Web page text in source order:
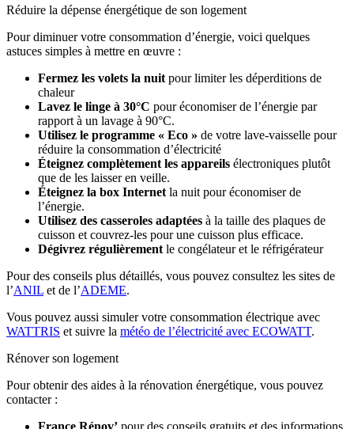
Réduire la dépense énergétique de son logement
Pour diminuer votre consommation d’énergie, voici quelques
astuces simples à mettre en œuvre :
Fermez les volets la nuit pour limiter les déperditions de
chaleur
Lavez le linge à 30°C pour économiser de l’énergie par
rapport à un lavage à 90°C.
Utilisez le programme « Eco » de votre lave-vaisselle pour
réduire la consommation d’électricité
Éteignez complètement les appareils électroniques plutôt
que de les laisser en veille.
Éteignez la box Internet la nuit pour économiser de
l’énergie.
Utilisez des casseroles adaptées à la taille des plaques de
cuisson et couvrez-les pour une cuisson plus efficace.
Dégivrez régulièrement le congélateur et le réfrigérateur
Pour des conseils plus détaillés, vous pouvez consultez les sites de
l’ANIL et de l’ADEME.
Vous pouvez aussi simuler votre consommation électrique avec
WATTRIS et suivre la météo de l’électricité avec ECOWATT.
Rénover son logement
Pour obtenir des aides à la rénovation énergétique, vous pouvez
contacter :
France Rénov’ pour des conseils gratuits et des informations